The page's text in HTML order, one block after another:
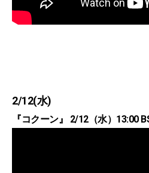
2/12(水)
『コクーン』 2/12（水）13:00